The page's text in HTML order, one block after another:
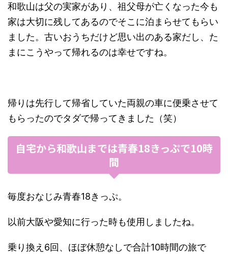
和歌山は父の実家があり、祖父母が亡くなった今も
家は大切に残してあるのでそこに泊まらせてもらい
ました。古いおうちだけど思い出のある家だし、た
まにこうやって帰れるのは幸せですね。
帰りは先行して帰省していた両親の車に便乗させて
もらったのでタダで帰ってきました（笑）
自宅から和歌山までは青春18きっぷで10時
間
毎度おなじみ青春18きっぷ。
以前大阪や愛知に行った時も使用しましたね。
乗り換え6回、ほぼ休憩なしで合計10時間の旅で